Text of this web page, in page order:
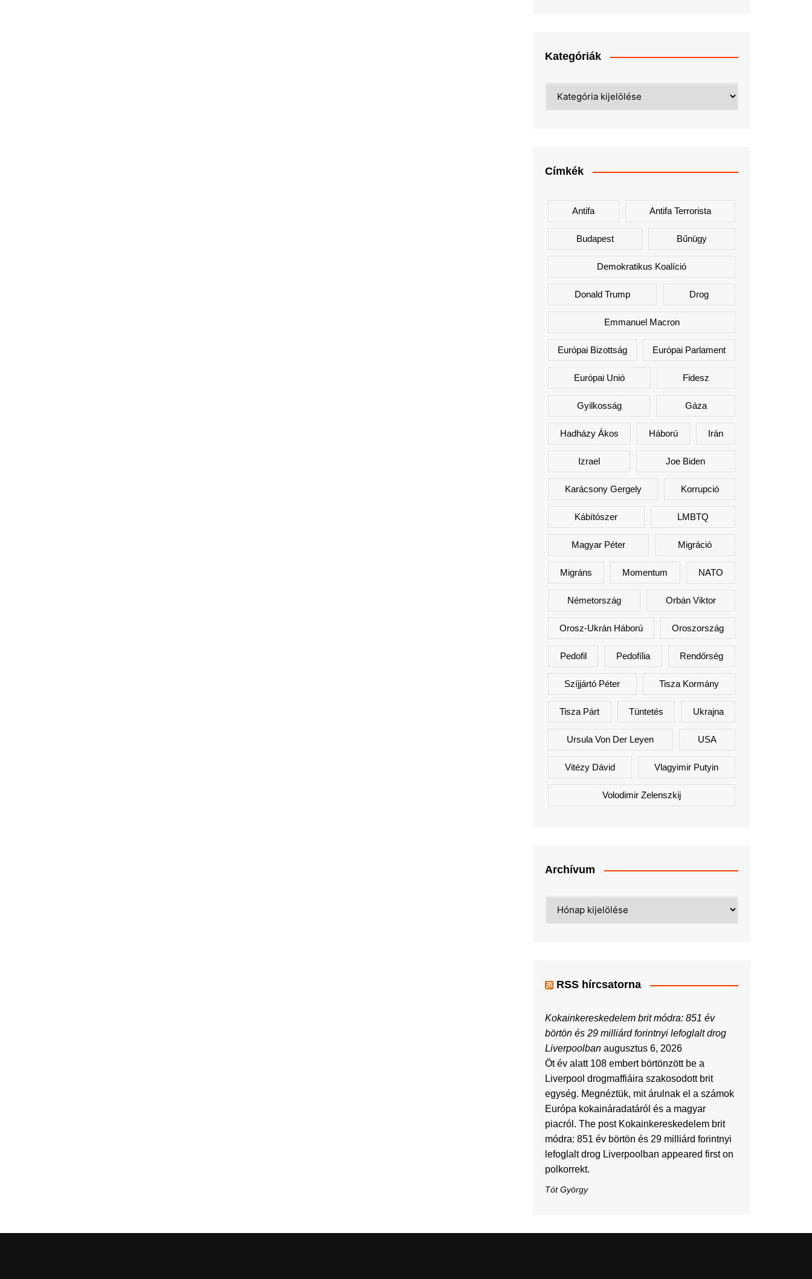
Kategóriák
Címkék
Antifa Antifa Terrorista
Budapest Bűnügy
Demokratikus Koalíció
Donald Trump Drog
Emmanuel Macron
Európai Bizottság Európai Parlament
Európai Unió Fidesz
Gyilkosság Gáza
Hadházy Ákos Háború Irán
Izrael Joe Biden
Karácsony Gergely Korrupció
Kábítószer LMBTQ
Magyar Péter Migráció
Migráns Momentum NATO
Németország Orbán Viktor
Orosz-Ukrán Háború Oroszország
Pedofil Pedofília Rendőrség
Szíjjártó Péter Tisza Kormány
Tisza Párt Tüntetés Ukrajna
Ursula Von Der Leyen USA
Vitézy Dávid Vlagyimir Putyin
Volodimir Zelenszkij
Archívum
RSS hírcsatorna
Kokainkereskedelem brit módra: 851 év
börtön és 29 milliárd forintnyi lefoglalt drog
Liverpoolban augusztus 6, 2026
Öt év alatt 108 embert börtönzött be a
Liverpool drogmaffiáira szakosodott brit
egység. Megnéztük, mit árulnak el a számok
Európa kokaináradatáról és a magyar
piacról. The post Kokainkereskedelem brit
módra: 851 év börtön és 29 milliárd forintnyi
lefoglalt drog Liverpoolban appeared first on
polkorrekt.
Tót György